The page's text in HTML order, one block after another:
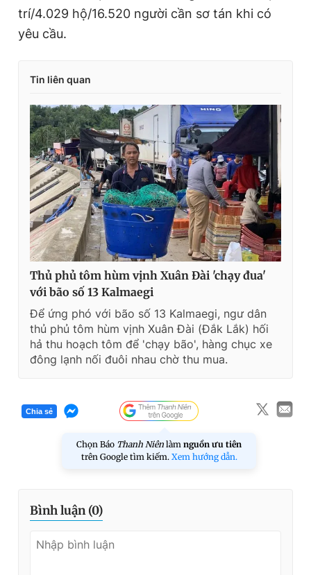
trí/4.029 hộ/16.520 người cần sơ tán khi có
yêu cầu.
Tin liên quan
Thủ phủ tôm hùm vịnh Xuân Đài 'chạy đua'
với bão số 13 Kalmaegi
Để ứng phó với bão số 13 Kalmaegi, ngư dân
thủ phủ tôm hùm vịnh Xuân Đài (Đắk Lắk) hối
hả thu hoạch tôm để 'chạy bão', hàng chục xe
đông lạnh nối đuôi nhau chờ thu mua.
Chia sẻ
Chọn Báo Thanh Niên làm nguồn ưu tiên
trên Google tìm kiếm. Xem hướng dẫn.
Bình luận (0)